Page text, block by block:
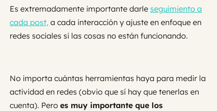
Es extremadamente importante darle seguimiento a
cada post, a cada interacción y ajuste en enfoque en
redes sociales si las cosas no están funcionando.
No importa cuántas herramientas haya para medir la
actividad en redes (obvio que sí hay que tenerlas en
cuenta). Pero es muy importante que los